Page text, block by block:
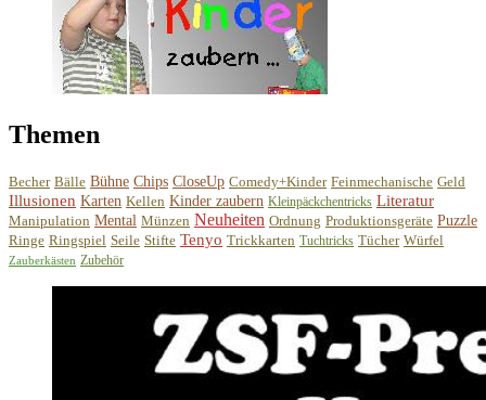
Themen
Becher Bälle Bühne Chips CloseUp Comedy+Kinder Feinmechanische Geld
Illusionen Karten Kellen Kinder zaubern Kleinpäckchentricks Literatur
Manipulation Mental Münzen Neuheiten Ordnung Produktionsgeräte Puzzle
Ringe Ringspiel Seile Stifte Tenyo Trickkarten Tuchtricks Tücher Würfel
Zauberkästen Zubehör